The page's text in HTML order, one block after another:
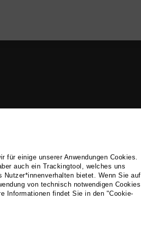
für einige unserer Anwendungen Cookies.
auch ein Trackingtool, welches uns
bietet. Wenn Sie auf
von technisch notwendigen Cookies
Informationen findet Sie in den "Cookie-